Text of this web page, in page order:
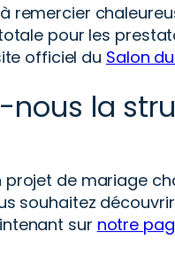
remercier
pour les
officiel du Salon
nous la
projet de mariage
souhaitez
sur notre